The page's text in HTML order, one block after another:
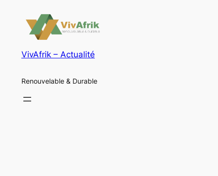
VivAfrik – Actualité
Renouvelable & Durable